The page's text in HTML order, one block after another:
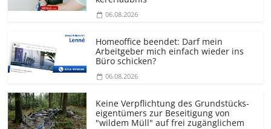
06.08.2026
Homeoffice beendet: Darf mein
Arbeitgeber mich einfach wieder ins
Büro schicken?
06.08.2026
Keine Verpflichtung des Grundstücks­
eigentümers zur Beseitigung von
"wildem Müll" auf frei zugänglichem